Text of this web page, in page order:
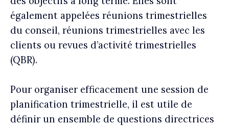
également appelées réunions trimestrielles
du conseil, réunions trimestrielles avec les
clients ou revues d’activité trimestrielles
(QBR).
Pour organiser efficacement une session de
planification trimestrielle, il est utile de
définir un ensemble de questions directrices